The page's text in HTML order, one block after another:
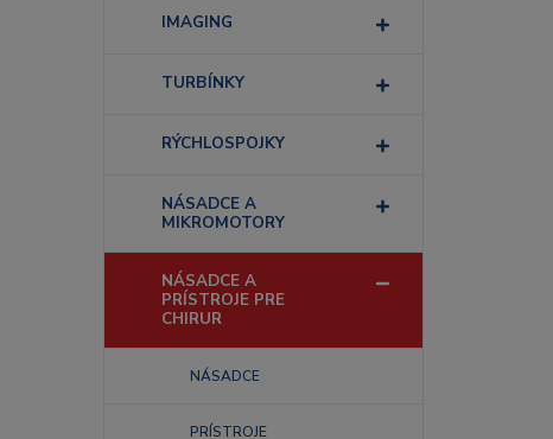
IMAGING
TURBÍNKY
RÝCHLOSPOJKY
NÁSADCE A
MIKROMOTORY
NÁSADCE A
PRÍSTROJE PRE
CHIRUR
NÁSADCE
PRÍSTROJE